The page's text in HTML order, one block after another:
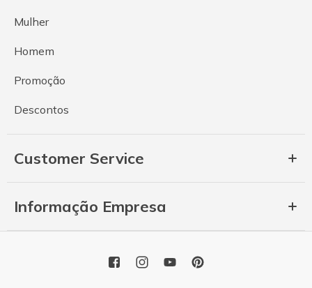
Mulher
Homem
Promoção
Descontos
Customer Service
Informação Empresa